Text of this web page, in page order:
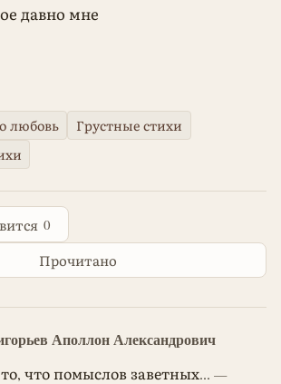
давно мне
любовь
Грустные стихи
0
Прочитано
Аполлон Александрович
что помыслов заветных... —